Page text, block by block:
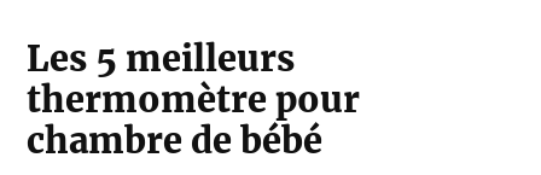
Les 5 meilleurs
thermomètre pour
chambre de bébé